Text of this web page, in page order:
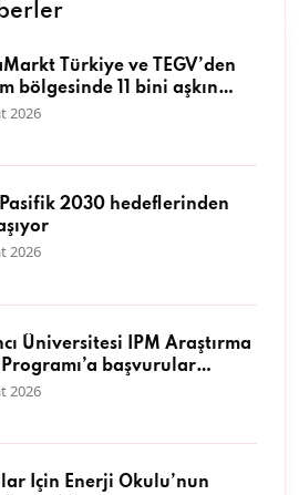
Türkiye ve TEGV’den
bölgesinde 11 bini aşkın
nitelikli eğitim desteği
2026
2030 hedeflerinden
2026
Üniversitesi İPM Araştırma
Programı’a başvurular
2026
İçin Enerji Okulu’nun